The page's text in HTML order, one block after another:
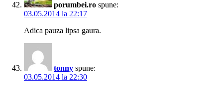
porumbei.ro spune:
03.05.2014 la 22:17
Adica pauza lipsa gaura.
tonny spune:
03.05.2014 la 22:30